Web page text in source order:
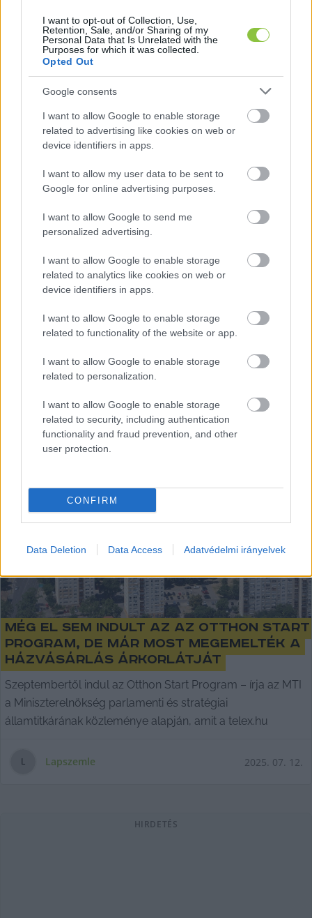
I want to opt-out of Collection, Use,
Retention, Sale, and/or Sharing of my
Personal Data that Is Unrelated with the
Purposes for which it was collected.
Opted Out
Google consents
I want to allow Google to enable storage
related to advertising like cookies on web or
device identifiers in apps.
I want to allow my user data to be sent to
Google for online advertising purposes.
I want to allow Google to send me
personalized advertising.
I want to allow Google to enable storage
related to analytics like cookies on web or
device identifiers in apps.
I want to allow Google to enable storage
related to functionality of the website or app.
I want to allow Google to enable storage
related to personalization.
I want to allow Google to enable storage
related to security, including authentication
functionality and fraud prevention, and other
user protection.
CONFIRM
Data Deletion Data Access Adatvédelmi irányelvek
leginkább a lakásárak az Európai
Unióban
inflációja az Európai Unióban. A legnagyobb, 231
százalékos drágulás Magyarországon volt
Lapszemle
Még el sem indult az az Otthon Start
Program, de már most megemelték a
házvásárlás árkorlátját
Szeptembertől indul az Otthon Start Program – írja az MTI
a Miniszterelnökség parlamenti és stratégiai
államtitkárának közleménye alapján, amit a telex.hu
L Lapszemle 2025. 07. 12.
HIRDETÉS